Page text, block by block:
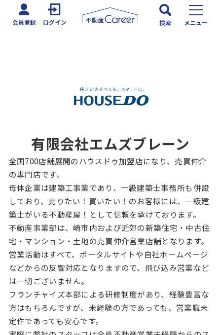
会員登録 ログイン 検索 メニュー
有限会社エムズブレーン
全国700店舗展開のハウスドゥ加盟店になり、売買仲介
の専門店です。
母体企業は建築工事業であり、一級建築士事務所も併設
しており、売りたい！買いたい！のお客様には、一級建
築士がいる不動産屋！として信頼を承けております。
不動産事業部は、崎市内および近郊の新築住宅・中古住
宅・マンション・土地の売買仲介営業店舗となります。
営業活動はすべて、ポータルサイトや自社ホームページ
などからの反響対応となりますので、飛び込み営業など
は一切ございません。
フランチャイズ本部による研修制度があり、経験豊富な
方はもちろんですが、未経験の方であっても、営業職未
定件であっても安心です。